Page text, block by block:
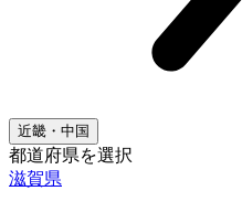
近畿・中国
都道府県を選択
滋賀県